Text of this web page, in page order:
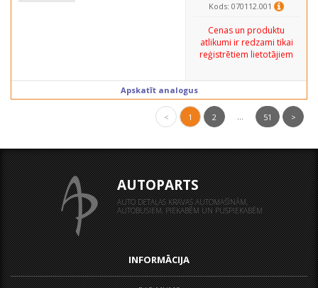
Kods: 070112.001
Cenas un produktu
atlikumi ir redzami tikai
reģistrētiem lietotājiem
Apskatīt analogus
< 1 2 ... 51 >
AUTOPARTS
AUTO DETAĻAS KRAVAS AUTOMAŠĪNĀM,
AUTOBUSIEM, PIEKABĒM UN PUSPIEKABĒM
INFORMĀCIJA